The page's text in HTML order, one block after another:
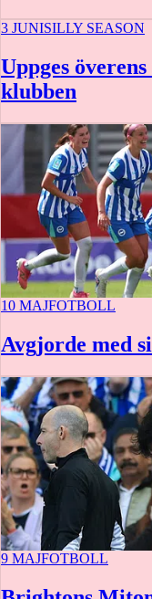
3 JUNISILLY SEASON
Uppges
klubben
10 MAJFOTBOLL
Avgjorde med
9 MAJFOTBOLL